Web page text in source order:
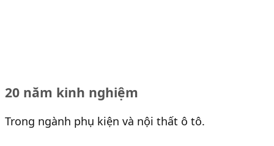
20 năm kinh nghiệm
Trong ngành phụ kiện và nội thất ô tô.